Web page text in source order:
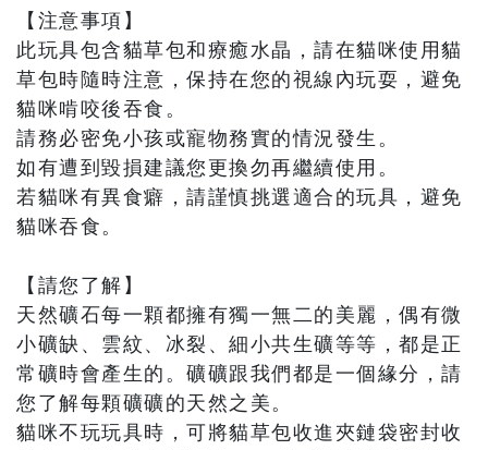
【注意事項】
此玩具包含貓草包和療癒水晶，請在貓咪使用貓
草包時隨時注意，保持在您的視線內玩耍，避免
貓咪啃咬後吞食。
請務必密免小孩或寵物務實的情況發生。
如有遭到毀損建議您更換勿再繼續使用。
若貓咪有異食癖，請謹慎挑選適合的玩具，避免
貓咪吞食。
【請您了解】
天然礦石每一顆都擁有獨一無二的美麗，偶有微
小礦缺、雲紋、冰裂、細小共生礦等等，都是正
常礦時會產生的。礦礦跟我們都是一個緣分，請
您了解每顆礦礦的天然之美。
貓咪不玩玩具時，可將貓草包收進夾鏈袋密封收